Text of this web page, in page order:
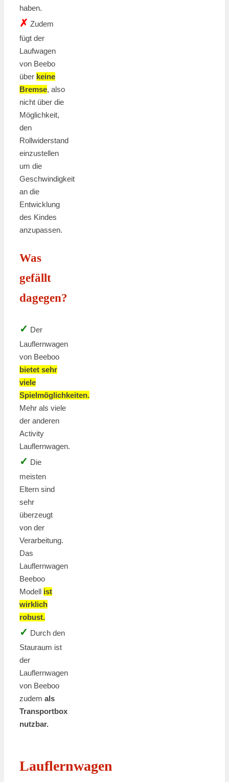
haben.
✗ Zudem
fügt der
Laufwagen
von Beebo
über keine
Bremse, also
nicht über die
Möglichkeit,
den
Rollwiderstand
einzustellen
um die
Geschwindigkeit
an die
Entwicklung
des Kindes
anzupassen.
Was
gefällt
dagegen?
✓ Der
Lauflernwagen
von Beeboo
bietet sehr
viele
Spielmöglichkeiten.
Mehr als viele
der anderen
Activity
Lauflernwagen.
✓ Die
meisten
Eltern sind
sehr
überzeugt
von der
Verarbeitung.
Das
Lauflernwagen
Beeboo
Modell ist
wirklich
robust.
✓ Durch den
Stauraum ist
der
Lauflernwagen
von Beeboo
zudem als
Transportbox
nutzbar.
Lauflernwagen